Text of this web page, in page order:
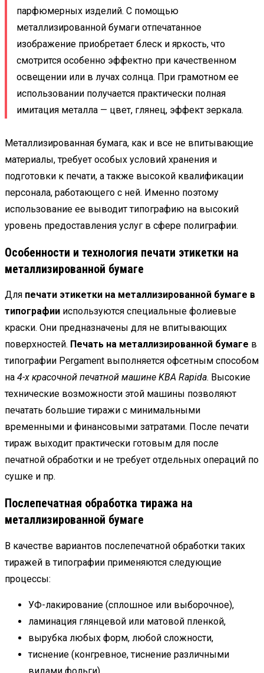
парфюмерных изделий. С помощью
металлизированной бумаги отпечатанное
изображение приобретает блеск и яркость, что
смотрится особенно эффектно при качественном
освещении или в лучах солнца. При грамотном ее
использовании получается практически полная
имитация металла — цвет, глянец, эффект зеркала.
Металлизированная бумага, как и все не впитывающие
материалы, требует особых условий хранения и
подготовки к печати, а также высокой квалификации
персонала, работающего с ней. Именно поэтому
использование ее выводит типографию на высокий
уровень предоставления услуг в сфере полиграфии.
Особенности и технология печати этикетки на
металлизированной бумаге
Для печати этикетки на металлизированной бумаге в
типографии используются специальные фолиевые
краски. Они предназначены для не впитывающих
поверхностей. Печать на металлизированной бумаге в
типографии Pergament выполняется офсетным способом
на 4-х красочной печатной машине KBA Rapida. Высокие
технические возможности этой машины позволяют
печатать большие тиражи с минимальными
временными и финансовыми затратами. После печати
тираж выходит практически готовым для после
печатной обработки и не требует отдельных операций по
сушке и пр.
Послепечатная обработка тиража на
металлизированной бумаге
В качестве вариантов послепечатной обработки таких
тиражей в типографии применяются следующие
процессы:
УФ-лакирование (сплошное или выборочное),
ламинация глянцевой или матовой пленкой,
вырубка любых форм, любой сложности,
тиснение (конгревное, тиснение различными
видами фольги).